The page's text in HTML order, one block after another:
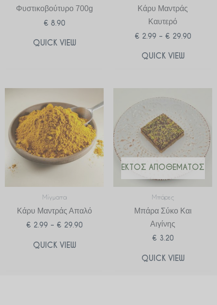
Φυστικοβούτυρο 700g
€ 8.90
QUICK VIEW
Κάρυ Μαντράς
Καυτερό
€ 2.99 – € 29.90
QUICK VIEW
Μίγματα
Κάρυ Μαντράς Απαλό
€ 2.99 – € 29.90
range:
€ 2.99
through
€ 29.90
QUICK VIEW
ΕΚΤΌΣ ΑΠΟΘΈΜΑΤΟΣ
Μπάρες
Μπάρα Σύκο Και
Αιγίνης
€ 3.20
QUICK VIEW